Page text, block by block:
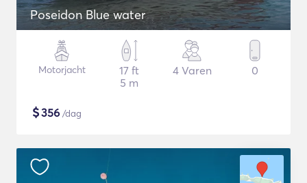
Poseidon Blue water
Motorjacht
17 ft
5 m
4 Varen 0
$356 /dag